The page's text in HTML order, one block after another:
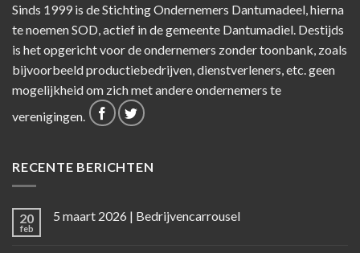
Sinds 1999 is de Stichting Ondernemers Dantumadeel, hierna
te noemen SOD, actief in de gemeente Dantumadiel. Destijds
is het opgericht voor de ondernemers zonder toonbank, zoals
bijvoorbeeld productiebedrijven, dienstverleners, etc. geen
mogelijkheid om zich met andere ondernemers te
verenigingen.
RECENTE BERICHTEN
20
feb
5 maart 2026 | Bedrijvencarrousel